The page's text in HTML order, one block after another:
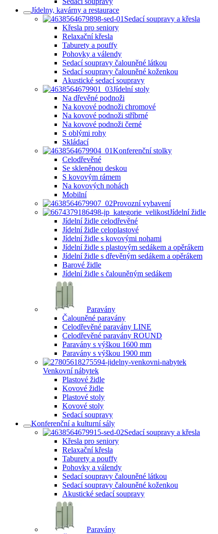
Jídelny, kavárny a restaurace
Sedací soupravy a křesla
Křesla pro seniory
Relaxační křesla
Taburety a pouffy
Pohovky a válendy
Sedací soupravy čalouněné látkou
Sedací soupravy čalouněné koženkou
Akustické sedací soupravy
Jídelní stoly
Na dřevěné podnoži
Na kovové podnoži chromové
Na kovové podnoži stříbrné
Na kovové podnoži černé
S oblými rohy
Skládací
Konferenční stolky
Celodřevěné
Se skleněnou deskou
S kovovým rámem
Na kovových nohách
Mobilní
Provozní vybavení
Jídelní židle
Jídelní židle celodřevěné
Jídelní židle celoplastové
Jídelní židle s kovovými nohami
Jídelní židle s plastovým sedákem a opěrákem
Jídelní židle s dřevěným sedákem a opěrákem
Barové židle
Jídelní židle s čalouněným sedákem
Paravány
Čalouněné paravány
Celodřevěné paravány LINE
Celodřevěné paravány ROUND
Paravány s výškou 1600 mm
Paravány s výškou 1900 mm
Venkovní nábytek
Plastové židle
Kovové židle
Plastové stoly
Kovové stoly
Sedací soupravy
Konferenční a kulturní sály
Sedací soupravy a křesla
Křesla pro seniory
Relaxační křesla
Taburety a pouffy
Pohovky a válendy
Sedací soupravy čalouněné látkou
Sedací soupravy čalouněné koženkou
Akustické sedací soupravy
Paravány